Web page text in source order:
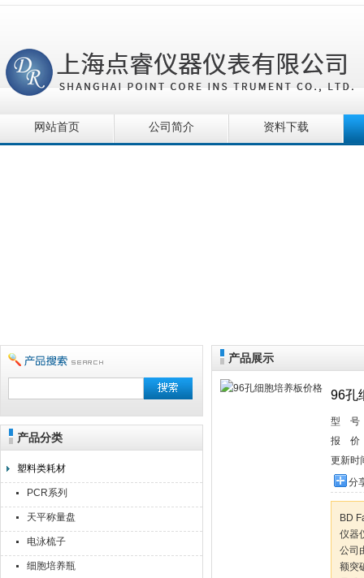
上海点睿仪器仪表有限公司
网站首页 公司简介 资料下载
产品分类
塑料类耗材
PCR系列
天平称量盘
电泳梳子
细胞培养瓶
产品展示
96孔
型 号
报 价
更新时
分
BD
仪器
公司
额突